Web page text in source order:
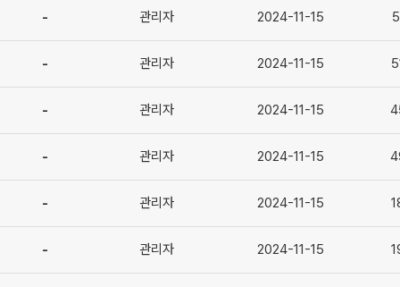
- 공지사항 [2023.06.25]단국대병원-혁신형 미래의료연
관리자 2024-11-15
- 공지사항 [2024.05.21]단국대병원-혁신형 미래의료연
관리자 2024-11-15
- 공지사항 [2024.04.25]단국대병원-혁신형 미래의료연
관리자 2024-11-15
- 공지사항 [2024.03.19]단국대병원-혁신형 미래의료연
관리자 2024-11-15
- 공지사항 [2024.02.28]단국대병원-혁신형 미래의료연
관리자 2024-11-15
- 공지사항 [2024.01.25]단국대병원-혁신형 미래의료연
관리자 2024-11-15